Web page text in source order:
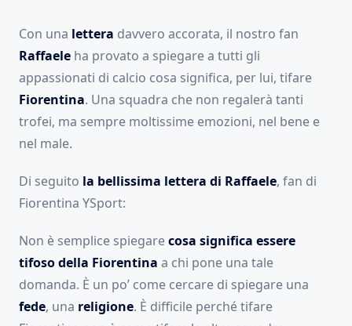
Con una lettera davvero accorata, il nostro fan
Raffaele ha provato a spiegare a tutti gli
appassionati di calcio cosa significa, per lui, tifare
Fiorentina. Una squadra che non regalerà tanti
trofei, ma sempre moltissime emozioni, nel bene e
nel male.
Di seguito la bellissima lettera di Raffaele, fan di
Fiorentina YSport:
Non è semplice spiegarecosa significa essere
tifoso della Fiorentina a chi pone una tale
domanda. È un po’ come cercare di spiegare una
fede, una religione. È difficile perché tifare